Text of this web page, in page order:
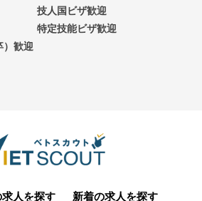
技人国ビザ歓迎
特定技能ビザ歓迎
）歓迎
人を探す 新着の求人を探す